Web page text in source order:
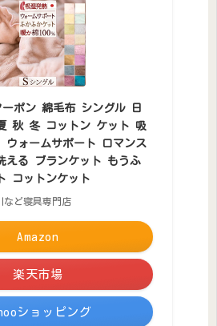
ポン 綿毛布 シングル 日
秋 冬 コットン ケット 吸
ォームサポート ロマンス
える ブランケット もうふ
コットンケット
など寝具専門店
Amazon
楽天市場
ショッピング